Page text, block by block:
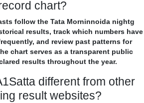
chart?
follow the Tata Morninnoida nightg
results, track which numbers have
and review past patterns for
chart serves as a transparent public
results throughout the year.
different from other
result websites?